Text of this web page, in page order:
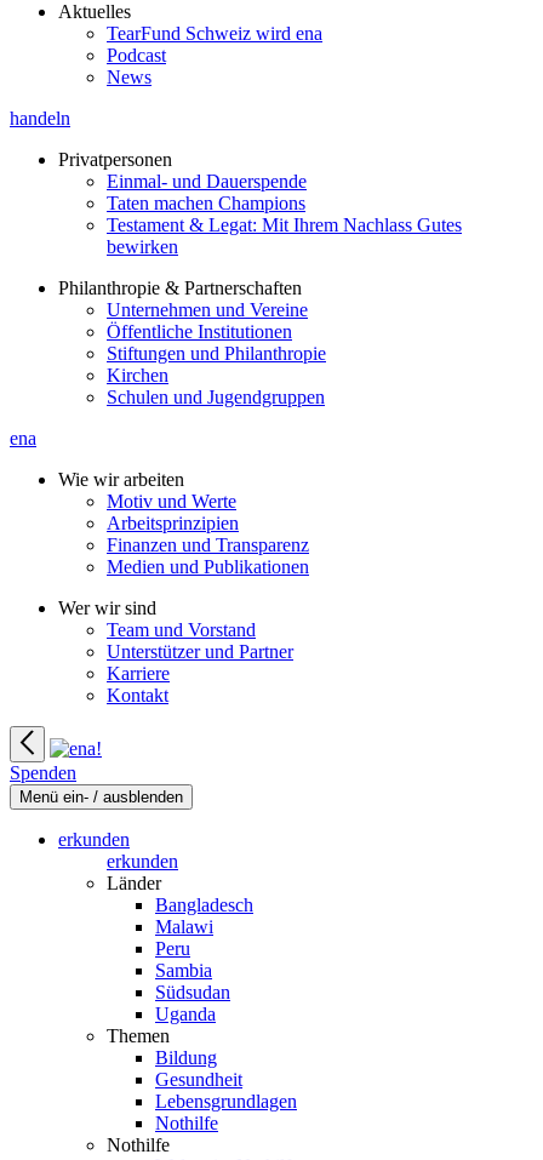
Aktuelles
TearFund Schweiz wird ena
Podcast
News
handeln
Privatpersonen
Einmal- und Dauerspende
Taten machen Champions
Testament & Legat: Mit Ihrem Nachlass Gutes
bewirken
Philanthropie & Partnerschaften
Unternehmen und Vereine
Öffentliche Institutionen
Stiftungen und Philanthropie
Kirchen
Schulen und Jugendgruppen
ena
Wie wir arbeiten
Motiv und Werte
Arbeitsprinzipien
Finanzen und Transparenz
Medien und Publikationen
Wer wir sind
Team und Vorstand
Unterstützer und Partner
Karriere
Kontakt
Spenden
Menü ein- / ausblenden
erkunden
erkunden
Länder
Bangladesch
Malawi
Peru
Sambia
Südsudan
Uganda
Themen
Bildung
Gesundheit
Lebensgrundlagen
Nothilfe
Nothilfe